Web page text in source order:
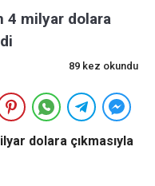
4 milyar dolara
89 kez okundu
dolara çıkmasıyla